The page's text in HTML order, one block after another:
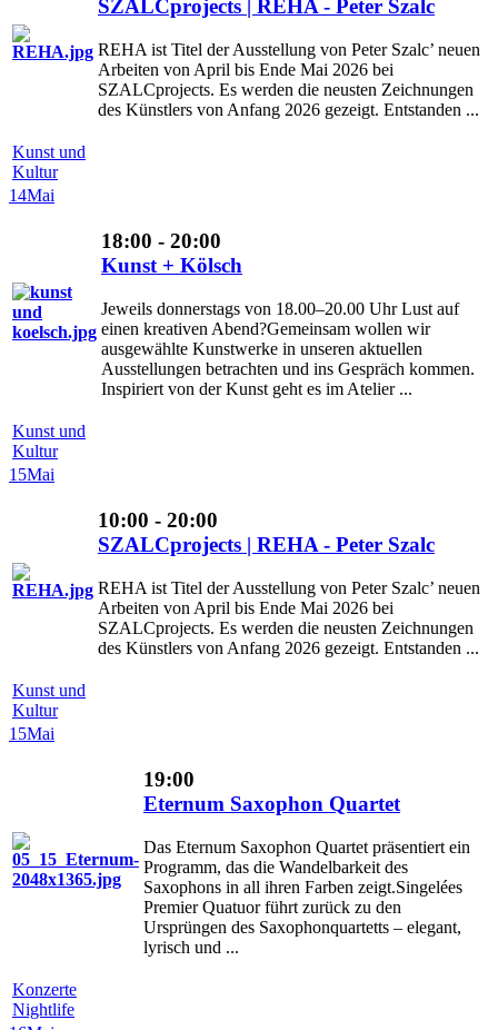
SZALCprojects | REHA - Peter Szalc
REHA ist Titel der Ausstellung von Peter Szalc’ neuen
Arbeiten von April bis Ende Mai 2026 bei
SZALCprojects. Es werden die neusten Zeichnungen
des Künstlers von Anfang 2026 gezeigt. Entstanden ...
Kunst und
Kultur
14Mai
18:00 - 20:00
Kunst + Kölsch
Jeweils donnerstags von 18.00–20.00 Uhr Lust auf
einen kreativen Abend?Gemeinsam wollen wir
ausgewählte Kunstwerke in unseren aktuellen
Ausstellungen betrachten und ins Gespräch kommen.
Inspiriert von der Kunst geht es im Atelier ...
Kunst und
Kultur
15Mai
10:00 - 20:00
SZALCprojects | REHA - Peter Szalc
REHA ist Titel der Ausstellung von Peter Szalc’ neuen
Arbeiten von April bis Ende Mai 2026 bei
SZALCprojects. Es werden die neusten Zeichnungen
des Künstlers von Anfang 2026 gezeigt. Entstanden ...
Kunst und
Kultur
15Mai
19:00
Eternum Saxophon Quartet
Das Eternum Saxophon Quartet präsentiert ein
Programm, das die Wandelbarkeit des
Saxophons in all ihren Farben zeigt.Singelées
Premier Quatuor führt zurück zu den
Ursprüngen des Saxophonquartetts – elegant,
lyrisch und ...
Konzerte
Nightlife